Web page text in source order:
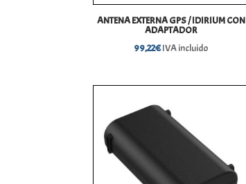
ANTENA EXTERNA GPS / IDIRIUM CON
ADAPTADOR
99,22€IVA incluido